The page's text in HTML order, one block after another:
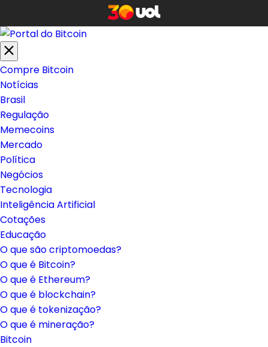
Compre Bitcoin
Notícias
Brasil
Regulação
Memecoins
Mercado
Política
Negócios
Tecnologia
Inteligência Artificial
Cotações
Educação
O que são criptomoedas?
O que é Bitcoin?
O que é Ethereum?
O que é blockchain?
O que é tokenização?
O que é mineração?
Bitcoin